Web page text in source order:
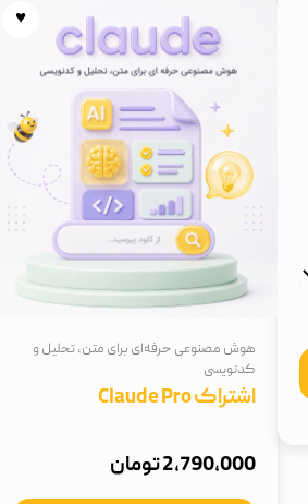
♥
هوش مصنوعی حرفه‌ای برای متن، تحلیل و
کدنویسی
اشتراک Claude Pro
2,790,000 تومان